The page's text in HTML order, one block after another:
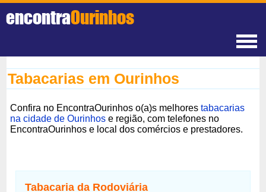
encontraOurinhos
Tabacarias em Ourinhos
Confira no EncontraOurinhos o(a)s melhorestabacarias
na cidade de Ourinhos e região, com telefones no
EncontraOurinhos e local dos comércios e prestadores.
Tabacaria da Rodoviária